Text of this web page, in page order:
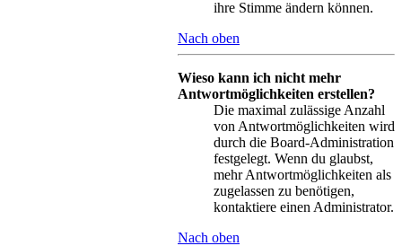
ihre Stimme ändern können.
Nach oben
Wieso kann ich nicht mehr
Antwortmöglichkeiten erstellen?
Die maximal zulässige Anzahl
von Antwortmöglichkeiten wird
durch die Board-Administration
festgelegt. Wenn du glaubst,
mehr Antwortmöglichkeiten als
zugelassen zu benötigen,
kontaktiere einen Administrator.
Nach oben